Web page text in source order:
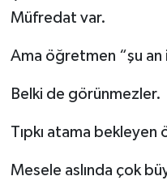
Müfredat var.
Ama öğretmen “şu an
Belki de görünmezler.
Tıpkı atama
Mesele aslında çok